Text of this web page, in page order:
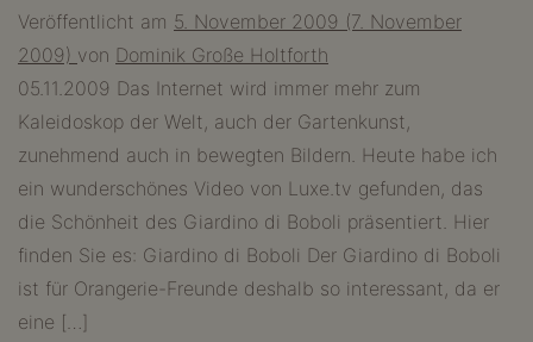
mediterrane
Veröffentlicht am 5. November 2009 (7. November
2009) von Dominik Große Holtforth
05.11.2009 Das Internet wird immer mehr zum
Kaleidoskop der Welt, auch der Gartenkunst,
zunehmend auch in bewegten Bildern. Heute habe ich
ein wunderschönes Video von Luxe.tv gefunden, das
die Schönheit des Giardino di Boboli präsentiert. Hier
finden Sie es: Giardino di Boboli Der Giardino di Boboli
ist für Orangerie-Freunde deshalb so interessant, da er
eine […]